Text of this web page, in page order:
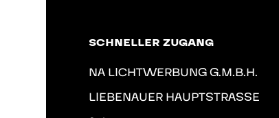
SCHNELLER ZUGANG
NA LICHTWERBUNG G.M.B.H.
LIEBENAUER HAUPTSTRASSE